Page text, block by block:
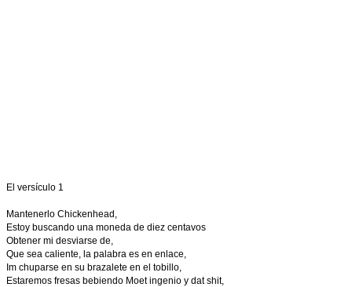
El versículo 1
Mantenerlo Chickenhead,
Estoy buscando una moneda de diez centavos
Obtener mi desviarse de,
Que sea caliente, la palabra es en enlace,
Im chuparse en su brazalete en el tobillo,
Estaremos fresas bebiendo Moet ingenio y dat shit,